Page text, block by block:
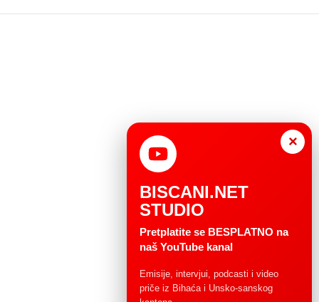
×
BISCANI.NET
STUDIO
Pretplatite se BESPLATNO na
naš YouTube kanal
Emisije, intervjui, podcasti i video
priče iz Bihaća i Unsko-sanskog